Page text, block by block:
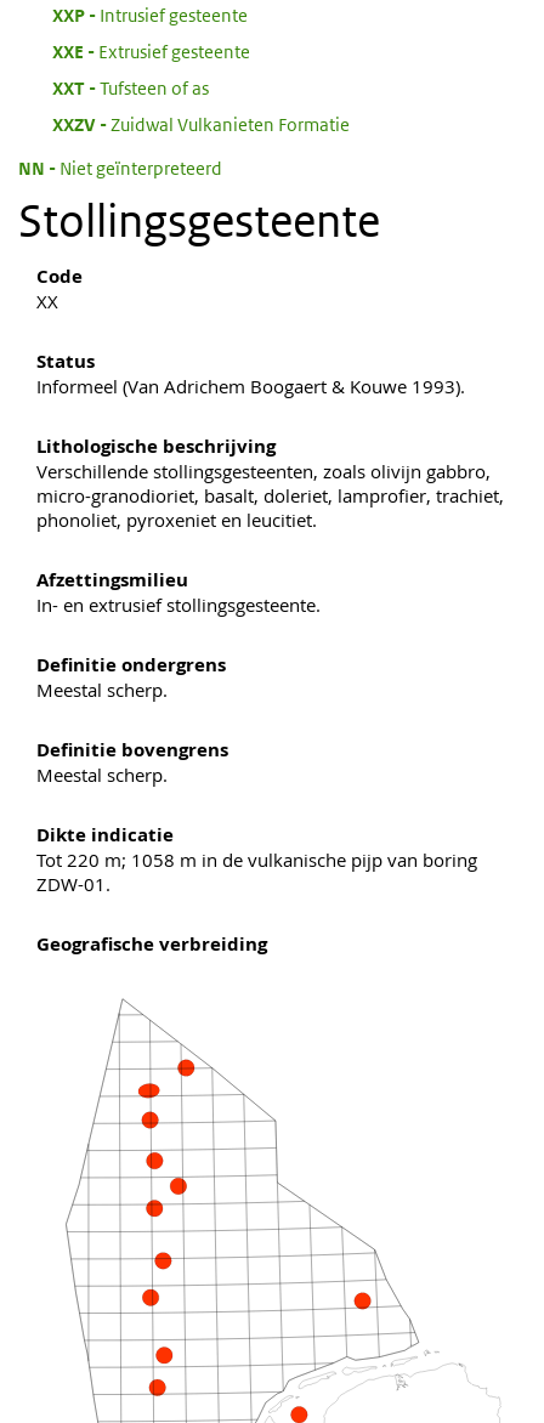
XXP:
Intrusief gesteente
XXE
Extrusief gesteente
XXT:
Tufsteen of as
XXZV:
Zuidwal Vulkanieten Formatie
NN
Niet geïnterpreteerd
Stollingsgesteente
Code
XX
Status
Informeel (Van Adrichem Boogaert & Kouwe 1993).
Lithologische beschrijving
Verschillende stollingsgesteenten, zoals olivijn gabbro,
micro-granodioriet, basalt, doleriet, lamprofier, trachiet,
phonoliet, pyroxeniet en leucitiet.
Afzettingsmilieu
In- en extrusief stollingsgesteente.
Definitie ondergrens
Meestal scherp.
Definitie bovengrens
Meestal scherp.
Dikte indicatie
Tot 220 m; 1058 m in de vulkanische pijp van boring
ZDW-01.
Geografische verbreiding